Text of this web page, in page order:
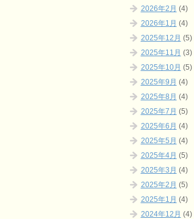
2026年2月 (4)
2026年1月 (4)
2025年12月 (5)
2025年11月 (3)
2025年10月 (5)
2025年9月 (4)
2025年8月 (4)
2025年7月 (5)
2025年6月 (4)
2025年5月 (4)
2025年4月 (5)
2025年3月 (4)
2025年2月 (5)
2025年1月 (4)
2024年12月 (4)